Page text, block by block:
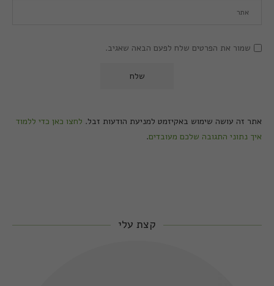
שמור את הפרטים שלח לפעם הבאה שאגיב.
אתר זה עושה שימוש באקיזמט למניעת הודעות זבל. לחצו כאן כדי ללמוד
איך נתוני התגובה שלכם מעובדים.
קצת עלי